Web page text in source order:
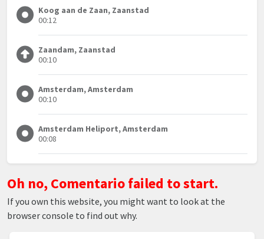
Koog aan de Zaan, Zaanstad
00:12
Zaandam, Zaanstad
00:10
Amsterdam, Amsterdam
00:10
Amsterdam Heliport, Amsterdam
00:08
Oh no, Comentario failed to start.
If you own this website, you might want to look at the
browser console to find out why.